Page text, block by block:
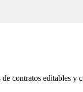
contratos editables y